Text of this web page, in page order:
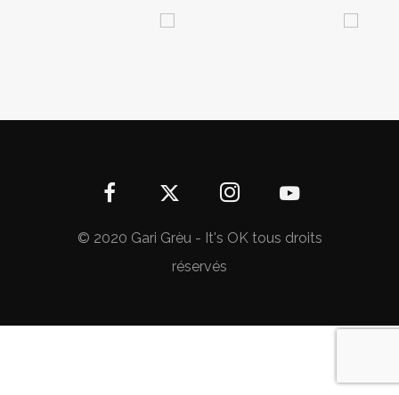
© 2020 Gari Grèu - It's OK tous droits
réservés